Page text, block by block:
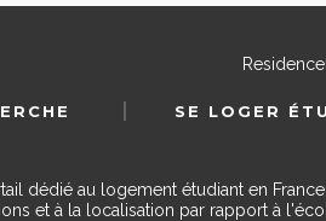
SE LOGER
dédié au logement étudiant en
et à la localisation par rapport à